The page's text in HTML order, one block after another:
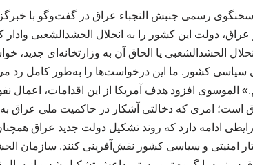
رسمی جنبش النجباء عراق در گفت‌وگو با
عراق، دولت این کشور را به انحلال الحشدالشعبی
الحشدالشعبی یا الحاق آن به وزارتخانه‌ای جدید،
سیاسی کشور. ما این درخواست‌ها را به‌طور کامل رد
الموسوی افزود هدف آمریکا از این اقدامات، اعمال
است؛ امری که دخالتی آشکار در حاکمیت ملی عراق
ادامه دارد که روند تشکیل دولت جدید عراق